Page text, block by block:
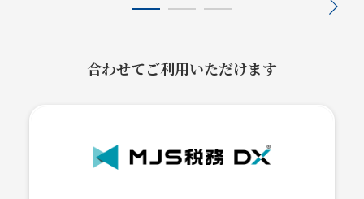
合わせてご利用いただけます